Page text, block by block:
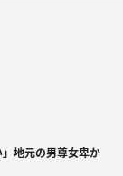
」地元の男尊女卑か